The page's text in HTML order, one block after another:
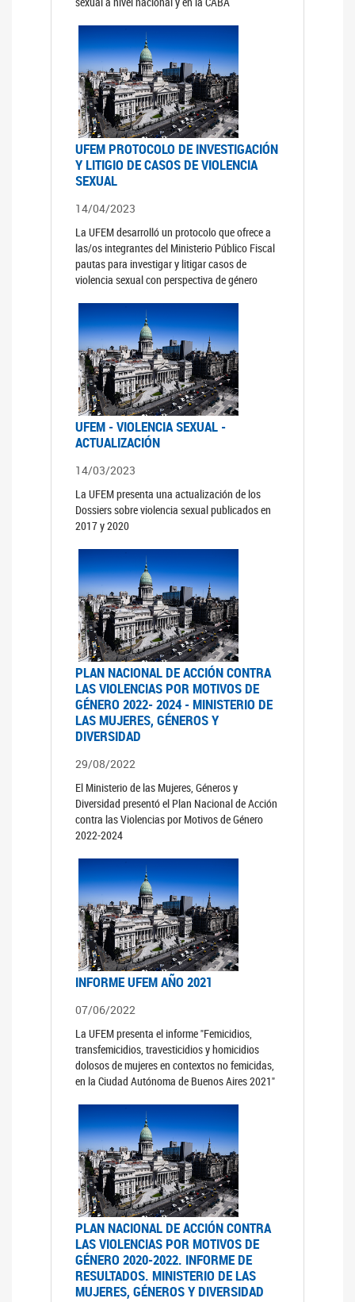
UFEM PROTOCOLO DE INVESTIGACIÓN
Y LITIGIO DE CASOS DE VIOLENCIA
SEXUAL
14/04/2023
La UFEM desarrolló un protocolo que ofrece a
las/os integrantes del Ministerio Público Fiscal
pautas para investigar y litigar casos de
violencia sexual con perspectiva de género
UFEM - VIOLENCIA SEXUAL -
ACTUALIZACIÓN
14/03/2023
La UFEM presenta una actualización de los
Dossiers sobre violencia sexual publicados en
2017 y 2020
PLAN NACIONAL DE ACCIÓN CONTRA
LAS VIOLENCIAS POR MOTIVOS DE
GÉNERO 2022- 2024 - MINISTERIO DE
LAS MUJERES, GÉNEROS Y
DIVERSIDAD
29/08/2022
El Ministerio de las Mujeres, Géneros y
Diversidad presentó el Plan Nacional de Acción
contra las Violencias por Motivos de Género
2022-2024
INFORME UFEM AÑO 2021
07/06/2022
La UFEM presenta el informe "Femicidios,
transfemicidios, travesticidios y homicidios
dolosos de mujeres en contextos no femicidas,
en la Ciudad Autónoma de Buenos Aires 2021"
PLAN NACIONAL DE ACCIÓN CONTRA
LAS VIOLENCIAS POR MOTIVOS DE
GÉNERO 2020-2022. INFORME DE
RESULTADOS. MINISTERIO DE LAS
MUJERES, GÉNEROS Y DIVERSIDAD